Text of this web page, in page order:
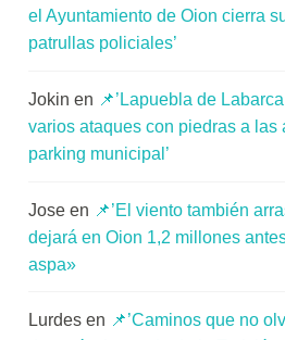
el Ayuntamiento de Oion cierra
patrullas policiales’
Jokin en 📌’Lapuebla de
varios ataques con piedras a las
parking municipal’
Jose en 📌’El viento también
dejará en Oion 1,2 millones
aspa»
Lurdes en 📌’Caminos que no